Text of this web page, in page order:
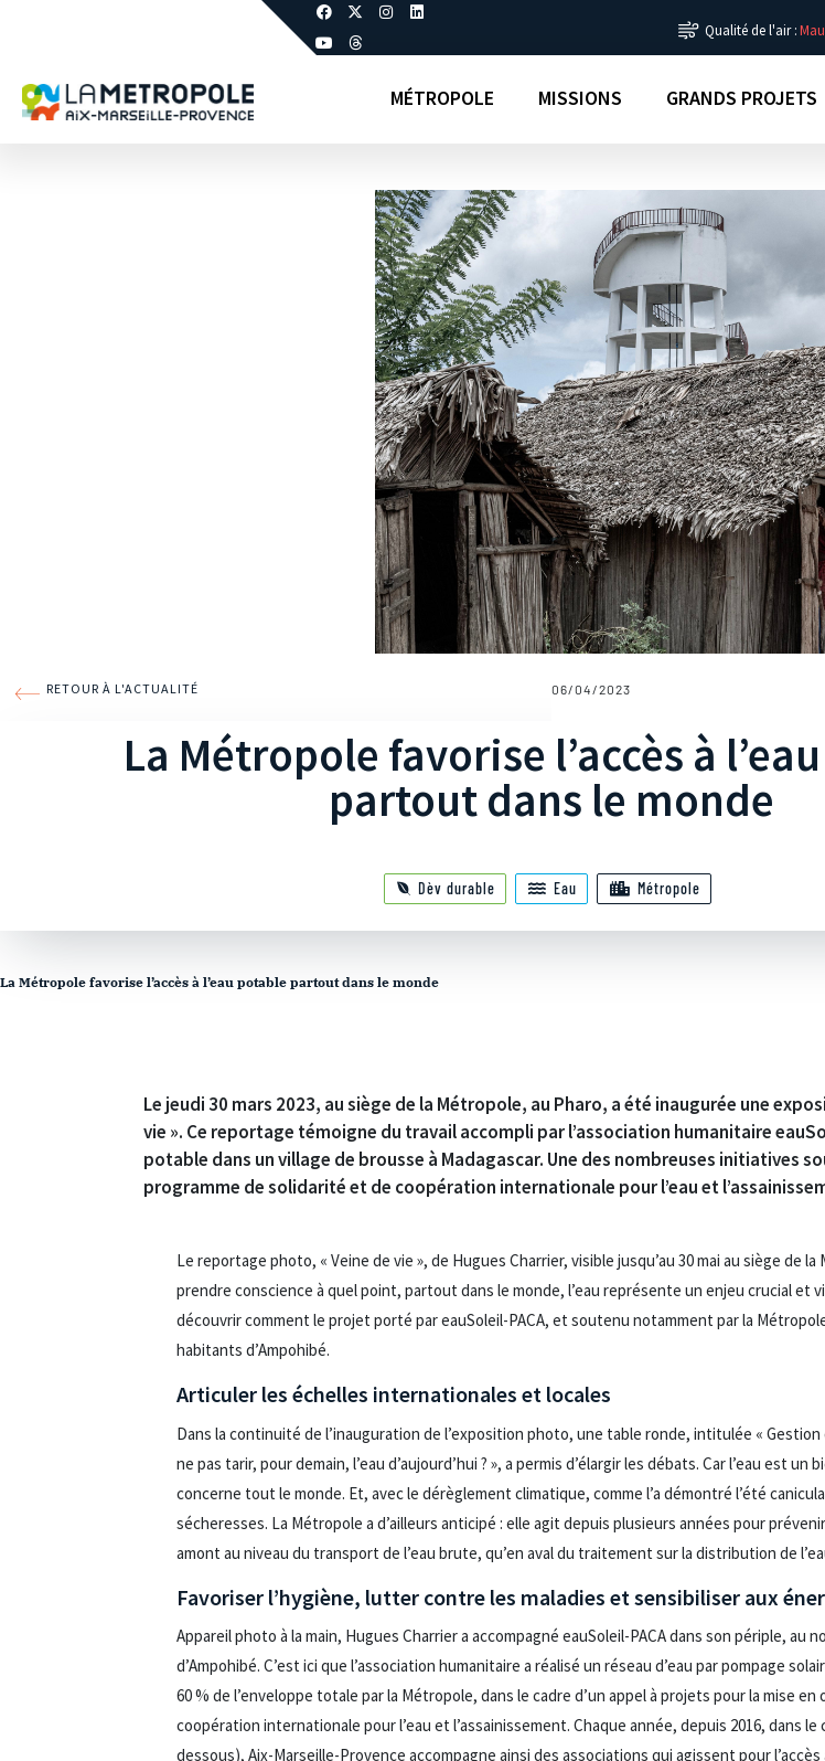
Qualité de l'air :
MÉTROPOLE MISSIONS GRANDS PROJETS
RETOUR À L'ACTUALITÉ 06/04/2023
La Métropole favorise l’accès à
partout dans le monde
Dèv durable Eau Métropole
La Métropole favorise l’accès à l’eau potable partout dans le monde
Le jeudi 30 mars 2023, au siège de la Métropole, au Pharo, a été inaugurée une
vie ». Ce reportage témoigne du travail accompli par l’association humanitaire
potable dans un village de brousse à Madagascar. Une des nombreuses initiatives
programme de solidarité et de coopération internationale pour l’eau et
Le reportage photo, « Veine de vie », de Hugues Charrier, visible jusqu’au 30 mai au siège de
prendre conscience à quel point, partout dans le monde, l’eau représente un enjeu crucial et
découvrir comment le projet porté par eauSoleil-PACA, et soutenu notamment par la
habitants d’Ampohibé.
Articuler les échelles internationales et locales
Dans la continuité de l’inauguration de l’exposition photo, une table ronde, intitulée «
ne pas tarir, pour demain, l’eau d’aujourd’hui ? », a permis d’élargir les débats. Car l’eau est
concerne tout le monde. Et, avec le dérèglement climatique, comme l’a démontré l’été
sécheresses. La Métropole a d’ailleurs anticipé : elle agit depuis plusieurs années pour
amont au niveau du transport de l’eau brute, qu’en aval du traitement sur la distribution de
Favoriser l’hygiène, lutter contre les maladies et sensibiliser aux
Appareil photo à la main, Hugues Charrier a accompagné eauSoleil-PACA dans son périple, au
d’Ampohibé. C’est ici que l’association humanitaire a réalisé un réseau d’eau par pompage
60 % de l’enveloppe totale par la Métropole, dans le cadre d’un appel à projets pour la mise
coopération internationale pour l’eau et l’assainissement. Chaque année, depuis 2016, dans
dessous), Aix-Marseille-Provence accompagne ainsi des associations qui agissent pour l’accès